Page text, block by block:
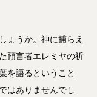
ょうか。神に捕らえ
預言者エレミヤの祈
を語るということ
はありませんでし